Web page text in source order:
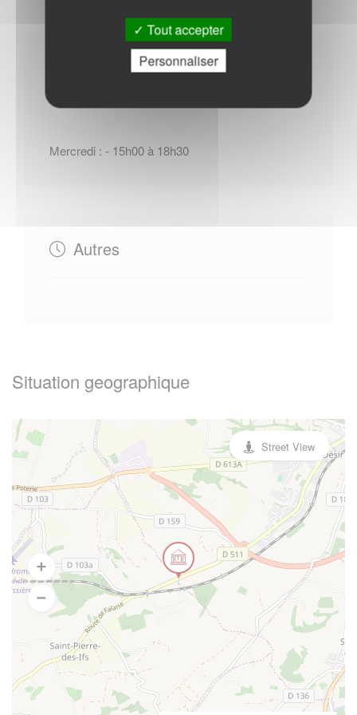
Horaires Mairie
Mercredi : - 15h00 à 18h30
Autres
Situation geographique
Street View
Tout accepter
Personnaliser